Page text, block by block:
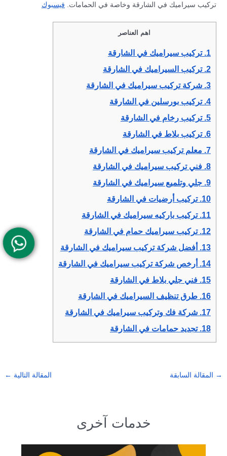
تركيب سيراميك في الشارقة وخاصة في الحمامات. فيسبوك
اهم العناصر
1. تركيب سيراميك في الشارقة
2. تركيب السيراميك في الشارقة
3. شركة تركيب سيراميك في الشارقة
4. تركيب بورسلين في الشارقة
5. تركيب رخام في الشارقة
6. تركيب بلاط في الشارقة
7. معلم تركيب سيراميك في الشارقة
8. فني تركيب سيراميك في الشارقة
9. جلي وتلميع سيراميك في الشارقة
10. تركيب أرضيات في الشارقة
11. تركيب باركيه سيراميك في الشارقة
12. تركيب سيراميك حمام في الشارقة
13.
أفضل شركة تركيب سيراميك في الشارقة
14.
أرخص شركة تركيب سيراميك في الشارقة
15. فني جلي بلاط في الشارقة
16. طرق تنظيف السيراميك في الشارقة
17. شركة فك وتركيب سيراميك في الشارقة
18. تجديد حمامات في الشارقة
→ المقالة السابقة المقالة التالية ←
خدمات آخرى